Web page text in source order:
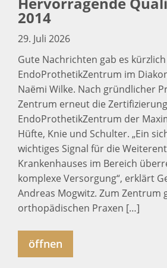
2014
29. Juli 2026
Gute Nachrichten gab es
EndoProthetikZentrum im
Naëmi Wilke. Nach gründlicher
Zentrum erneut die
EndoProthetikZentrum der
Hüfte, Knie und Schulter. „Ein
wichtiges Signal für die
Krankenhauses im Bereich
komplexe Versorgung“, erklärt
Andreas Mogwitz. Zum Zentrum
orthopädischen Praxen […]
öffnen